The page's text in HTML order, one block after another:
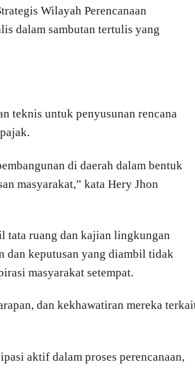
Wilayah Perencanaan
dalam sambutan tertulis yang
teknis untuk penyusunan rencana
di daerah dalam bentuk
masyarakat,” kata Hery Jhon
tata ruang dan kajian lingkungan
dan keputusan yang diambil tidak
masyarakat setempat.
dan kekhawatiran mereka
aktif dalam proses perencanaan,